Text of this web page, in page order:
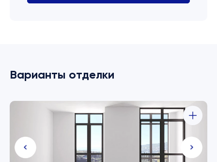
Варианты отделки